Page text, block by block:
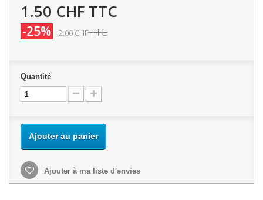
1.50 CHF TTC
-25% 2.00 CHFTTC
Quantité
Ajouter au panier
Ajouter à ma liste d'envies